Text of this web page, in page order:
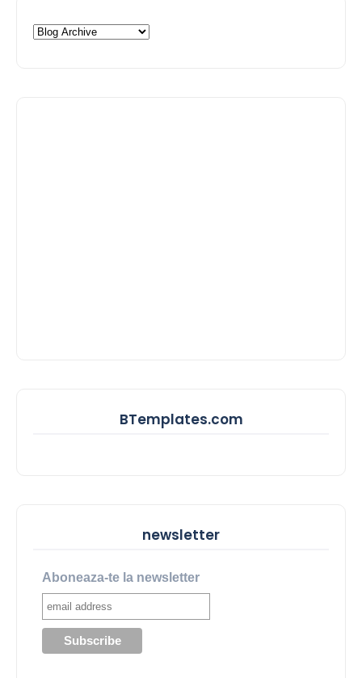
BTemplates.com
newsletter
Aboneaza-te la newsletter